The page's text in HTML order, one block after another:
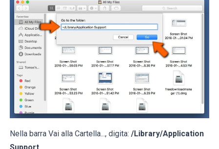
Nella barra Vai alla Cartella..., digita: /Library/Application